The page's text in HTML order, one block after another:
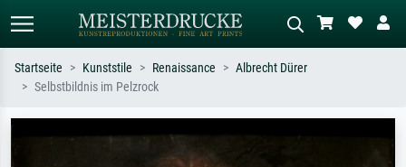
Suchen Sie nach Künstlern, Werktiteln
Beschreiben Sie die Szene – z.B. Grüne
Startseite Kunststile Renaissance
Albrecht Dürer
Selbstbildnis im Pelzrock